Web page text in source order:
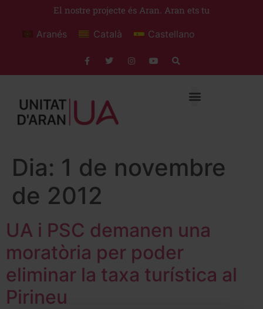
El nostre projecte és Aran. Aran ets tu
Aranés Català Castellano
Dia: 1 de novembre
de 2012
UA i PSC demanen una
moratòria per poder
eliminar la taxa turística al
Pirineu